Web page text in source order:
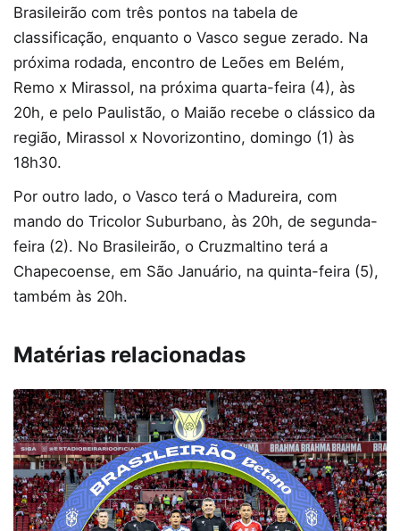
Brasileirão com três pontos na tabela de
classificação, enquanto o Vasco segue zerado. Na
próxima rodada, encontro de Leões em Belém,
Remo x Mirassol, na próxima quarta-feira (4), às
20h, e pelo Paulistão, o Maião recebe o clássico da
região, Mirassol x Novorizontino, domingo (1) às
18h30.
Por outro lado, o Vasco terá o Madureira, com
mando do Tricolor Suburbano, às 20h, de segunda-
feira (2). No Brasileirão, o Cruzmaltino terá a
Chapecoense, em São Januário, na quinta-feira (5),
também às 20h.
Matérias relacionadas